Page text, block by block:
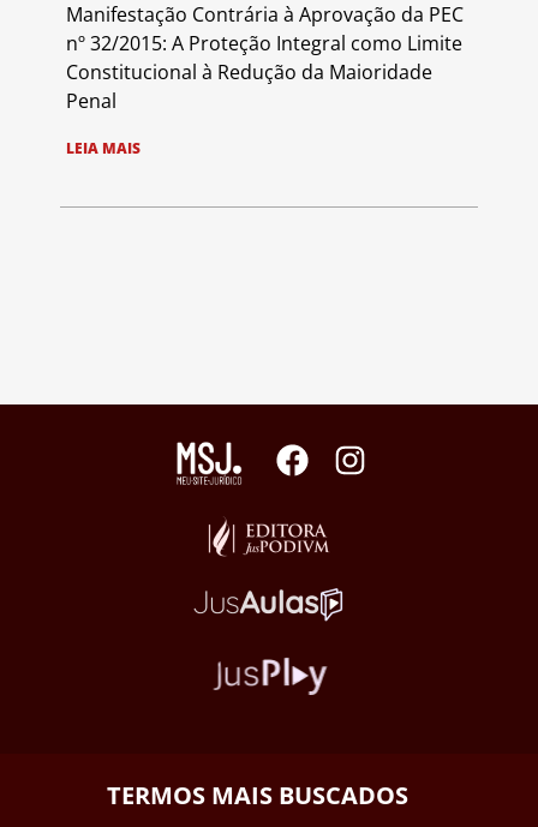
Manifestação Contrária à Aprovação da PEC
nº 32/2015: A Proteção Integral como Limite
Constitucional à Redução da Maioridade
Penal
LEIA MAIS
TERMOS MAIS BUSCADOS